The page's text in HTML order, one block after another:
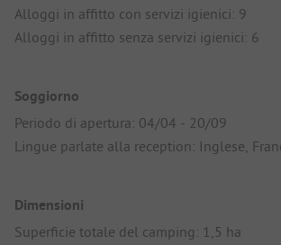
Alloggi in affitto con servizi igienici: 9
Alloggi in affitto senza servizi igienici: 6
Soggiorno
Periodo di apertura: 04/04 - 20/09
Lingue parlate alla reception: Inglese,
Dimensioni
Superficie totale del camping: 1,5 ha